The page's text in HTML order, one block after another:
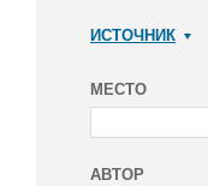
ИСТОЧНИК
МЕСТО
АВТОР